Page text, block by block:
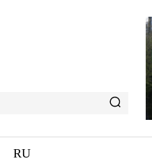
RU